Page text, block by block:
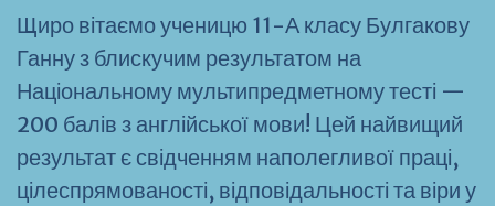
Щиро вітаємо ученицю 11-А класу Булгакову
Ганну з блискучим результатом на
Національному мультипредметному тесті —
200 балів з англійської мови! Цей найвищий
результат є свідченням наполегливої праці,
цілеспрямованості, відповідальності та віри у